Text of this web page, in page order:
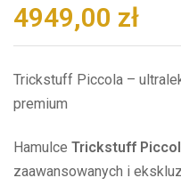
4949,00 zł
Trickstuff Piccola –
premium
Hamulce Trickstuff
zaawansowanych i